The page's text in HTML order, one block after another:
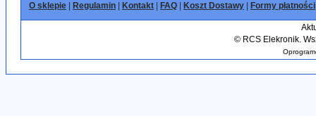
O sklepie Regulamin Kontakt FAQ Koszt Dostawy Formy płatności
©RCS Elekronik.